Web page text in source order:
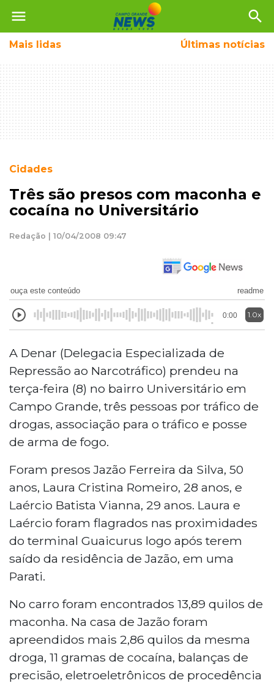
menu search
Mais lidas Últimas notícias
Cidades
Três são presos com maconha e
cocaína no Universitário
Redação | 10/04/2008 09:47
ouça este conteúdo readme
0:00 1.0x
A Denar (Delegacia Especializada de
Repressão ao Narcotráfico) prendeu na
terça-feira (8) no bairro Universitário em
Campo Grande, três pessoas por tráfico de
drogas, associação para o tráfico e posse
de arma de fogo.
Foram presos Jazão Ferreira da Silva, 50
anos, Laura Cristina Romeiro, 28 anos, e
Laércio Batista Vianna, 29 anos. Laura e
Laércio foram flagrados nas proximidades
do terminal Guaicurus logo após terem
saído da residência de Jazão, em uma
Parati.
No carro foram encontrados 13,89 quilos de
maconha. Na casa de Jazão foram
apreendidos mais 2,86 quilos da mesma
droga, 11 gramas de cocaína, balanças de
precisão, eletroeletrônicos de procedência